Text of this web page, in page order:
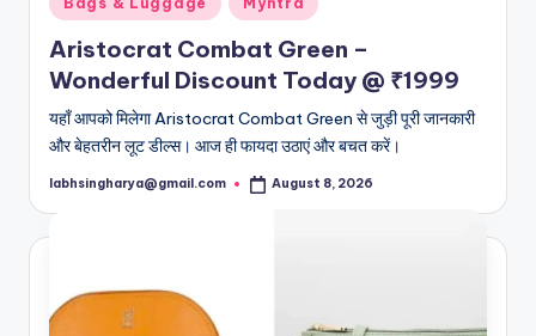
in
Aristocrat Combat Green –
Wonderful Discount Today @ ₹1999
यहाँ आपको मिलेगा Aristocrat Combat Green से जुड़ी पूरी जानकारी
और बेहतरीन लूट डील्स। आज ही फायदा उठाएं और बचत करें।
Posted
labhsingharya@gmail.com August 8, 2026